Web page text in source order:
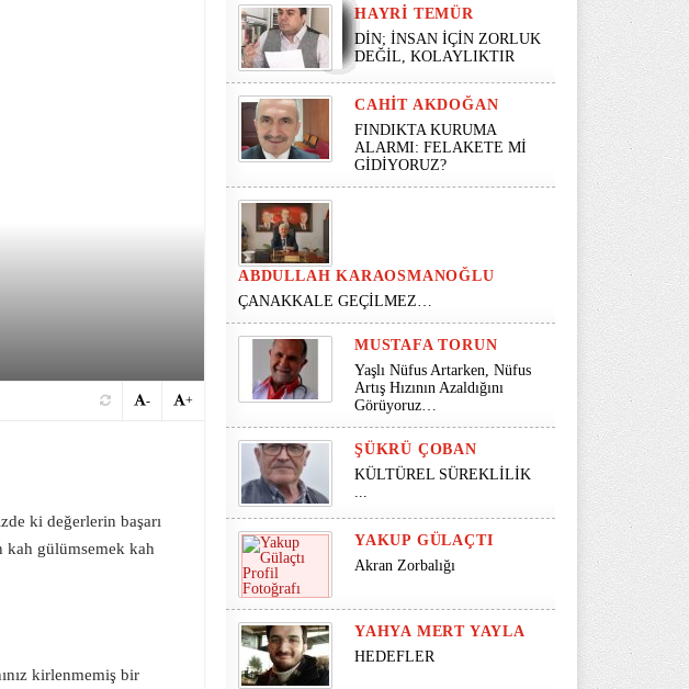
+
-
ki değerlerin başarı
kah gülümsemek kah
kirlenmemiş bir
HAYRI TEMÜR
DİN; İNSAN İÇİN ZORLUK
DEĞİL, KOLAYLIKTIR
CAHIT AKDOĞAN
FINDIKTA KURUMA
ALARMI: FELAKETE Mİ
GİDİYORUZ?
ABDULLAH KARAOSMANOĞLU
ÇANAKKALE GEÇİLMEZ…
MUSTAFA TORUN
Yaşlı Nüfus Artarken, Nüfus
Artış Hızının Azaldığını
Görüyoruz…
ŞÜKRÜ ÇOBAN
KÜLTÜREL SÜREKLİLİK
...
YAKUP GÜLAÇTI
Akran Zorbalığı
YAHYA MERT YAYLA
HEDEFLER